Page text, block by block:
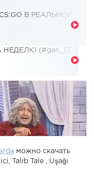
В РЕАЛЬНОЙ
(#gan_13_)
можно скачать
Talıb Tale , Uşağı